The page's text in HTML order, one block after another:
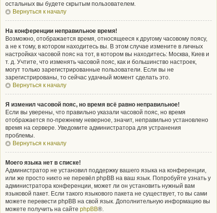
остальных вы будете скрытым пользователем.
Вернуться к началу
На конференции неправильное время!
Возможно, отображается время, относящееся к другому часовому поясу,
а не к тому, в котором находитесь вы. В этом случае измените в личных
настройках часовой пояс на тот, в котором вы находитесь: Москва, Киев и
т. д. Учтите, что изменять часовой пояс, как и большинство настроек,
могут только зарегистрированные пользователи. Если вы не
зарегистрированы, то сейчас удачный момент сделать это.
Вернуться к началу
Я изменил часовой пояс, но время всё равно неправильное!
Если вы уверены, что правильно указали часовой пояс, но время
отображается по-прежнему неверное, значит, неправильно установлено
время на сервере. Уведомите администратора для устранения
проблемы.
Вернуться к началу
Моего языка нет в списке!
Администратор не установил поддержку вашего языка на конференции,
или же просто никто не перевёл phpBB на ваш язык. Попробуйте узнать у
администратора конференции, может ли он установить нужный вам
языковой пакет. Если такого языкового пакета не существует, то вы сами
можете перевести phpBB на свой язык. Дополнительную информацию вы
можете получить на сайте phpBB®.